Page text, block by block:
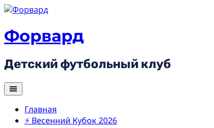
Skip
content
Форвард
Детский футбольный клуб
Главная
⚡ Весенний Кубок 2026